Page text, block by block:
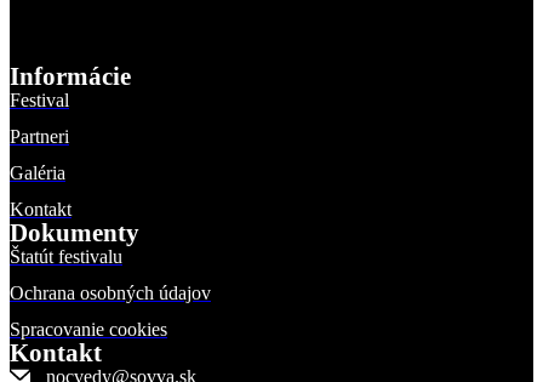
Informácie
Festival
Partneri
Galéria
Kontakt
Dokumenty
Štatút festivalu
Ochrana osobných údajov
Spracovanie cookies
Kontakt
nocvedy@sovva.sk